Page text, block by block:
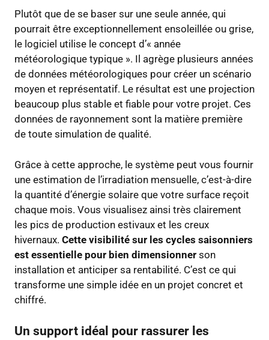
Plutôt que de se baser sur une seule année, qui
pourrait être exceptionnellement ensoleillée ou grise,
le logiciel utilise le concept d’« année
météorologique typique ». Il agrège plusieurs années
de données météorologiques pour créer un scénario
moyen et représentatif. Le résultat est une projection
beaucoup plus stable et fiable pour votre projet. Ces
données de rayonnement sont la matière première
de toute simulation de qualité.
Grâce à cette approche, le système peut vous fournir
une estimation de l’irradiation mensuelle, c’est-à-dire
la quantité d’énergie solaire que votre surface reçoit
chaque mois. Vous visualisez ainsi très clairement
les pics de production estivaux et les creux
hivernaux. Cette visibilité sur les cycles saisonniers
est essentielle pour bien dimensionner son
installation et anticiper sa rentabilité. C’est ce qui
transforme une simple idée en un projet concret et
chiffré.
Un support idéal pour rassurer les